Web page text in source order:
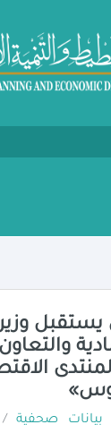
يستقبل
بيانات صحفية/